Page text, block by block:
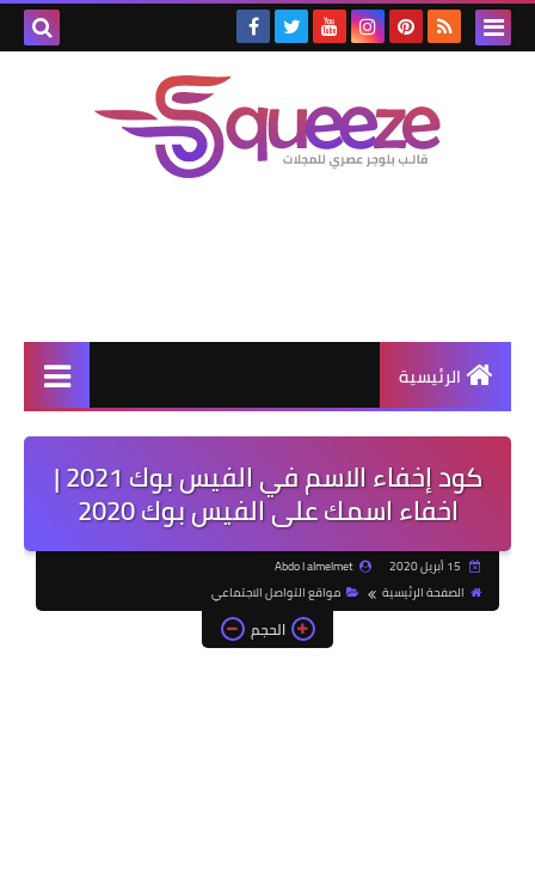
الرئيسية
كود إخفاء الاسم في الفيس بوك 2021 |
اخفاء اسمك على الفيس بوك 2020
Abdo l almelmet
الصفحة الرئيسية
مواقع التواصل الاجتماعي
الحجم